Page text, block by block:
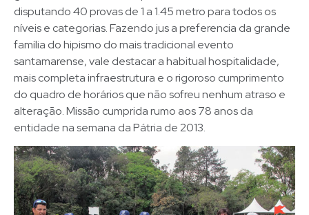
disputando 40 provas de 1 a 1.45 metro para todos os
níveis e categorias. Fazendo jus a preferencia da grande
família do hipismo do mais tradicional evento
santamarense, vale destacar a habitual hospitalidade,
mais completa infraestrutura e o rigoroso cumprimento
do quadro de horários que não sofreu nenhum atraso e
alteração. Missão cumprida rumo aos 78 anos da
entidade na semana da Pátria de 2013.